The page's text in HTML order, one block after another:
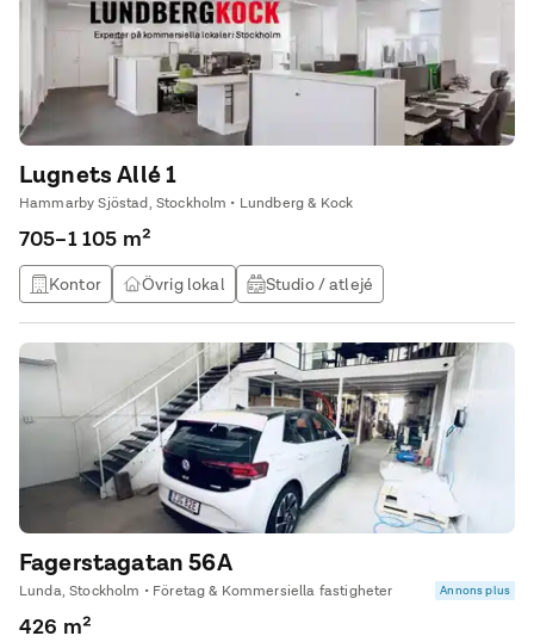
Lugnets Allé 1
Hammarby Sjöstad, Stockholm • Lundberg & Kock
705–1 105 m²
Kontor Övrig lokal
Studio / atlejé
Utbildningslokal
Fagerstagatan 56A
Lunda, Stockholm • Företag & Kommersiella fastigheter Annons plus
426 m²